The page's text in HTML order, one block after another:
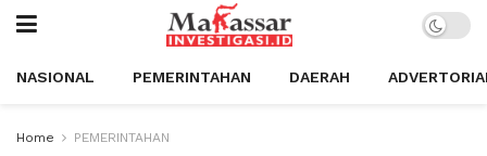
NASIONAL PEMERINTAHAN DAERAH
Home PEMERINTAHAN